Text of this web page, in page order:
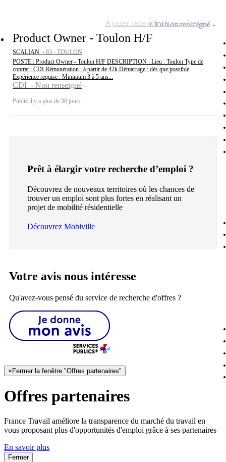
Product Owner - Toulon H/F
SCALIAN - 83 - TOULON
POSTE : Product Owner - Toulon H/F DESCRIPTION : Lieu : Toulon Type de
contrat : CDI Rémunération : à partir de 42k Démarrage : dès que possible
Expérience requise : Minimum 3 à 5 ans...
CDI - Non renseigné
Publié il y a plus de 30 jours
CDINon renseigné
Ajouter cette offre à ma sélection
Prêt à élargir votre recherche d’emploi ?
Découvrez de nouveaux territoires où les chances de
trouver un emploi sont plus fortes en réalisant un
projet de mobilité résidentielle
Découvrez Mobiville
Votre avis nous intéresse
Qu'avez-vous pensé du service de recherche d'offres ?
× Fermer la fenêtre "Offres partenaires"
Offres partenaires
France Travail améliore la transparence du marché du travail en
vous proposant plus d'opportunités d'emploi grâce à ses partenaires
En savoir plus
Fermer